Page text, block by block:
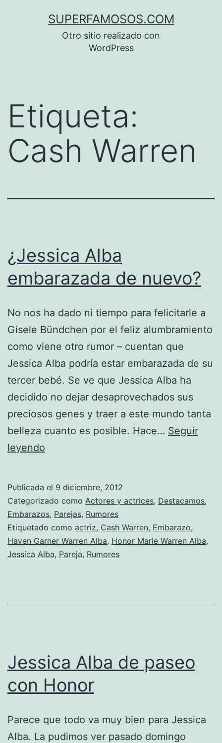
SUPERFAMOSOS.COM
Otro sitio realizado con
WordPress
Etiqueta:
Cash Warren
¿Jessica Alba
embarazada de nuevo?
No nos ha dado ni tiempo para felicitarle a
Gisele Bündchen por el feliz alumbramiento
como viene otro rumor – cuentan que
Jessica Alba podría estar embarazada de su
tercer bebé. Se ve que Jessica Alba ha
decidido no dejar desaprovechados sus
preciosos genes y traer a este mundo tanta
belleza cuanto es posible. Hace… Seguir
leyendo
de
nuevo?
Publicada el 9 diciembre, 2012
Categorizado como Actores y actrices, Destacamos,
Embarazos, Parejas, Rumores
Etiquetado como actriz, Cash Warren, Embarazo,
Haven Garner Warren Alba, Honor Marie Warren Alba,
Jessica Alba, Pareja, Rumores
Jessica Alba de paseo
con Honor
Parece que todo va muy bien para Jessica
Alba. La pudimos ver pasado domingo